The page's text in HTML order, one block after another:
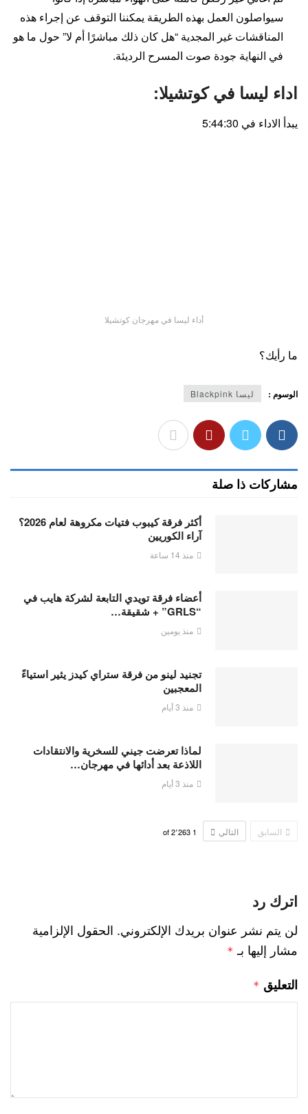
سيواصلون العمل بهذه الطريقة يمكننا التوقف عن إجراء هذه
المناقشات غير المجدية “هل كان ذلك مباشرًا أم لا” حول ما هو
في النهاية جودة صوت المسرح الرديئة.
اداء ليسا في كوتشيلا:
يبدأ الاداء في 5:44:30
أداء ليسا في مهرجان كوتشيلا
ما رأيك؟
الوسوم : ليسا Blackpink
مشاركات ذا صلة
أكثر فرقة كيبوب فتيات مكروهة لعام 2026؟
آراء الكوريين
منذ 14 ساعة
أعضاء فرقة تويدي التابعة لشركة هايب في
“GRLS” + شقيقة…
منذ يومين
تجنيد لينو من فرقة ستراي كيدز يثير استياءً
المعجبين
منذ 3 أيام
لماذا تعرضت جيني للسخرية والانتقادات
اللاذعة بعد أدائها في مهرجان…
منذ 3 أيام
السابق التالي 1 2٬263
اترك رد
لن يتم نشر عنوان بريدك الإلكتروني. الحقول الإلزامية
مشار إليها بـ *
التعليق *